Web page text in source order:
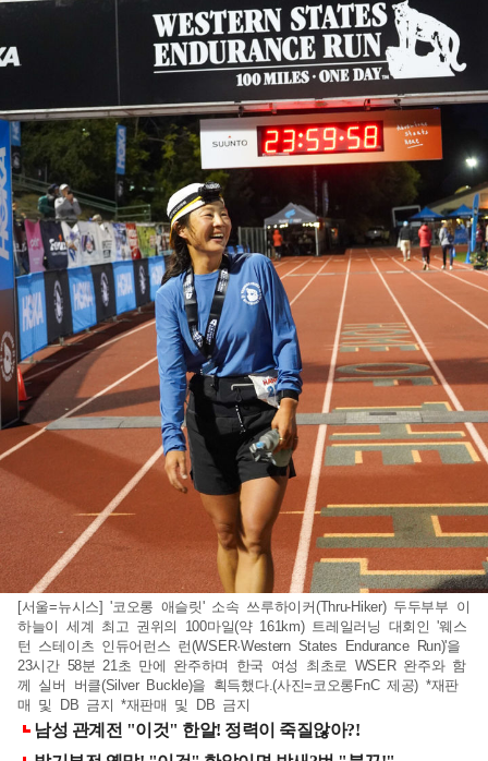
[서울=뉴시스] '코오롱 애슬릿' 소속 쓰루하이커(Thru-Hiker) 두두부부 이
하늘이 세계 최고 권위의 100마일(약 161km) 트레일러닝 대회인 '웨스
턴 스테이츠 인듀어런스 런(WSER·Western States Endurance Run)'을
23시간 58분 21초 만에 완주하며 한국 여성 최초로 WSER 완주와 함
께 실버 버클(Silver Buckle)을 획득했다.(사진=코오롱FnC 제공) *재판
매 및 DB 금지 *재판매 및 DB 금지